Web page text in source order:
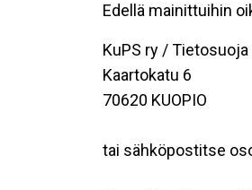
Edellä mainittuihin
KuPS ry / Tietosuoja
Kaartokatu 6
70620 KUOPIO
tai sähköpostitse